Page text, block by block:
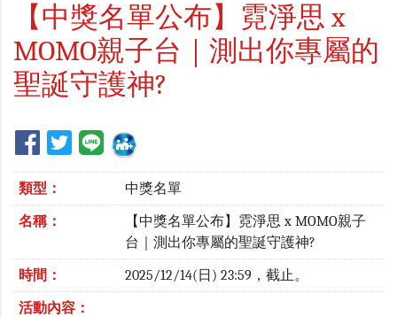
【中獎名單公布】霓淨思 x
MOMO親子台｜測出你專屬的
聖誕守護神?
類型： 中獎名單
名稱：
【中獎名單公布】霓淨思 x MOMO親子
台｜測出你專屬的聖誕守護神?
時間： 2025/12/14(日) 23:59，截止。
活動內容：